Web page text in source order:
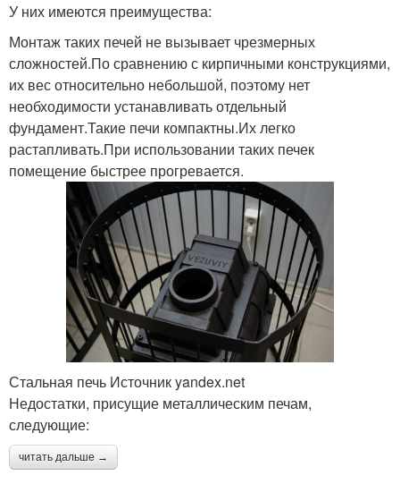
Расслабление в бане Дров в печи
Тепло между печью Труба для печи
Топлива в печи Сварки для печи
Фундамент под печь Вертикальная печь
Топлива для печей
У них имеются преимущества:
Монтаж таких печей не вызывает чрезмерных
сложностей.По сравнению с кирпичными конструкциями,
их вес относительно небольшой, поэтому нет
необходимости устанавливать отдельный
фундамент.Такие печи компактны.Их легко
растапливать.При использовании таких печек
помещение быстрее прогревается.
Стальная печь Источник yandex.net
Недостатки, присущие металлическим печам,
следующие:
читать дальше →